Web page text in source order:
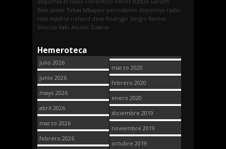
Bale Javier Tebas Mbappe periodismo deportivo radio
real madrid richard dees Rodrygo Sergio Ramos
Vinicius Xabi Alonso Zidane
Hemeroteca
julio 2026
junio 2026
mayo 2026
abril 2026
marzo 2026
febrero 2026
marzo 2020
febrero 2020
enero 2020
diciembre 2019
noviembre 2019
octubre 2019